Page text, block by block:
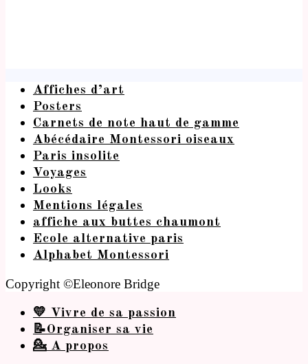
Affiches d’art
Posters
Carnets de note haut de gamme
Abécédaire Montessori oiseaux
Paris insolite
Voyages
Looks
Mentions légales
affiche aux buttes chaumont
Ecole alternative paris
Alphabet Montessori
Copyright ©Eleonore Bridge
💛 Vivre de sa passion
📝Organiser sa vie
💁 A propos